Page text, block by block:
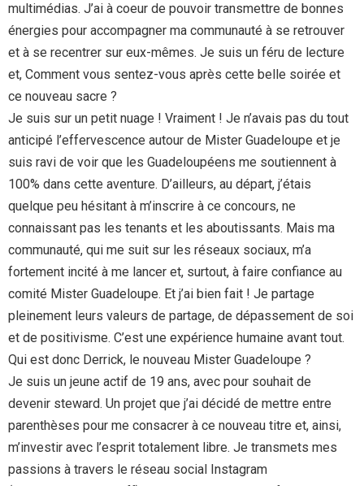
multimédias. J’ai à coeur de pouvoir transmettre de bonnes
énergies pour accompagner ma communauté à se retrouver
et à se recentrer sur eux-mêmes. Je suis un féru de lecture
et, Comment vous sentez-vous après cette belle soirée et
ce nouveau sacre ?
Je suis sur un petit nuage ! Vraiment ! Je n’avais pas du tout
anticipé l’effervescence autour de Mister Guadeloupe et je
suis ravi de voir que les Guadeloupéens me soutiennent à
100% dans cette aventure. D’ailleurs, au départ, j’étais
quelque peu hésitant à m’inscrire à ce concours, ne
connaissant pas les tenants et les aboutissants. Mais ma
communauté, qui me suit sur les réseaux sociaux, m’a
fortement incité à me lancer et, surtout, à faire confiance au
comité Mister Guadeloupe. Et j’ai bien fait ! Je partage
pleinement leurs valeurs de partage, de dépassement de soi
et de positivisme. C’est une expérience humaine avant tout.
Qui est donc Derrick, le nouveau Mister Guadeloupe ?
Je suis un jeune actif de 19 ans, avec pour souhait de
devenir steward. Un projet que j’ai décidé de mettre entre
parenthèses pour me consacrer à ce nouveau titre et, ainsi,
m’investir avec l’esprit totalement libre. Je transmets mes
passions à travers le réseau social Instagram